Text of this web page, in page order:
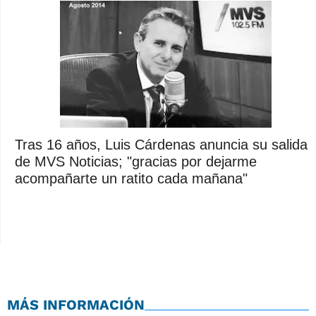
Tras 16 años, Luis Cárdenas anuncia su salida
de MVS Noticias; "gracias por dejarme
acompañarte un ratito cada mañana"
MÁS INFORMACIÓN